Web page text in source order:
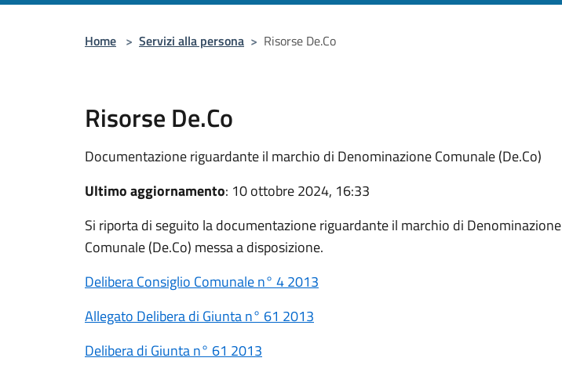
Home > Servizi alla persona > Risorse De.Co
Risorse De.Co
Documentazione riguardante il marchio di Denominazione Comunale (De.Co)
Ultimo aggiornamento: 10 ottobre 2024, 16:33
Si riporta di seguito la documentazione riguardante il marchio di Denominazione
Comunale (De.Co) messa a disposizione.
Delibera Consiglio Comunale n° 4 2013
Allegato Delibera di Giunta n° 61 2013
Delibera di Giunta n° 61 2013